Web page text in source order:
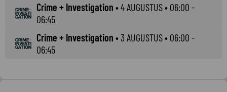
Crime + Investigation •4 AUGUSTUS• 06:00 -
06:45
Crime + Investigation •3 AUGUSTUS• 06:00 -
06:45